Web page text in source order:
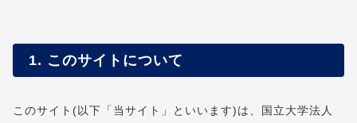
1. このサイトについて
このサイト(以下「当サイト」といいます)は、国立大学法人